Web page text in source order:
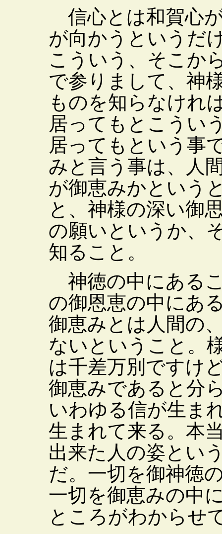
信心とは和賀心
が向かうというだ
こういう、そこか
で参りまして、神
ものを知らなけれ
居ってもとこうい
居ってもという事
みと言う事は、人
が御恵みかという
と、神様の深い御
の願いというか、
知ること。
神徳の中にある
の御恩恵の中にあ
御恵みとは人間の
ないということ。
は千差万別ですけ
御恵みであると分
いわゆる信が生ま
生まれて来る。本
出来た人の姿とい
だ。一切を御神徳
一切を御恵みの中
ところがわからせ